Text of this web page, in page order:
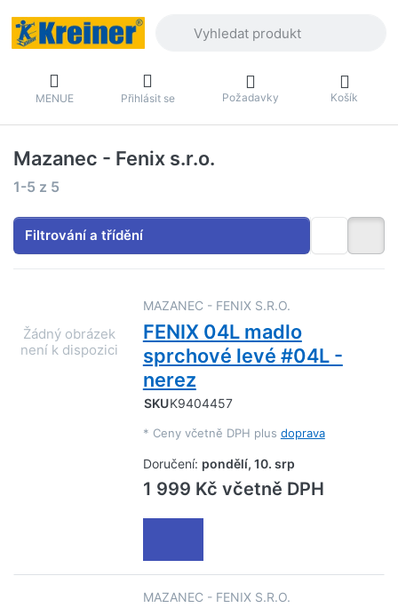
MENUE Přihlásit se Požadavky Košík
Mazanec - Fenix s.r.o.
Výsledky vyhledávání:
1-5 z 5
Filtrování a třídění
MAZANEC - FENIX S.R.O.
FENIX 04L madlo
sprchové levé #04L -
nerez
SKUK9404457
* Ceny včetně DPH plus doprava
Doručení: pondělí, 10. srp
1 999 Kč včetně DPH
MAZANEC - FENIX S.R.O.